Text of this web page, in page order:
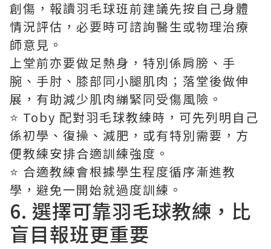
創傷，報讀羽毛球班前建議先按自己身體
情況評估，必要時可諮詢醫生或物理治療
師意見。
上堂前亦要做足熱身，特別係肩膀、手
腕、手肘、膝部同小腿肌肉；落堂後做伸
展，有助減少肌肉繃緊同受傷風險。
⭐️ Toby 配對羽毛球教練時，可先列明自己
係初學、復操、減肥，或有特別需要，方
便教練安排合適訓練強度。
⭐️ 合適教練會根據學生程度循序漸進教
學，避免一開始就過度訓練。
6. 選擇可靠羽毛球教練，比
盲目報班更重要